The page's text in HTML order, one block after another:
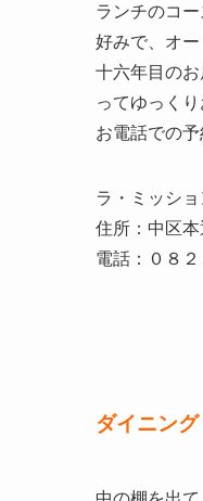
ランチのコ
好みで、オ
十六年目の
ってゆっく
お電話での予
ラ・ミッショ
住所：中区
電話：０８
ダイニン